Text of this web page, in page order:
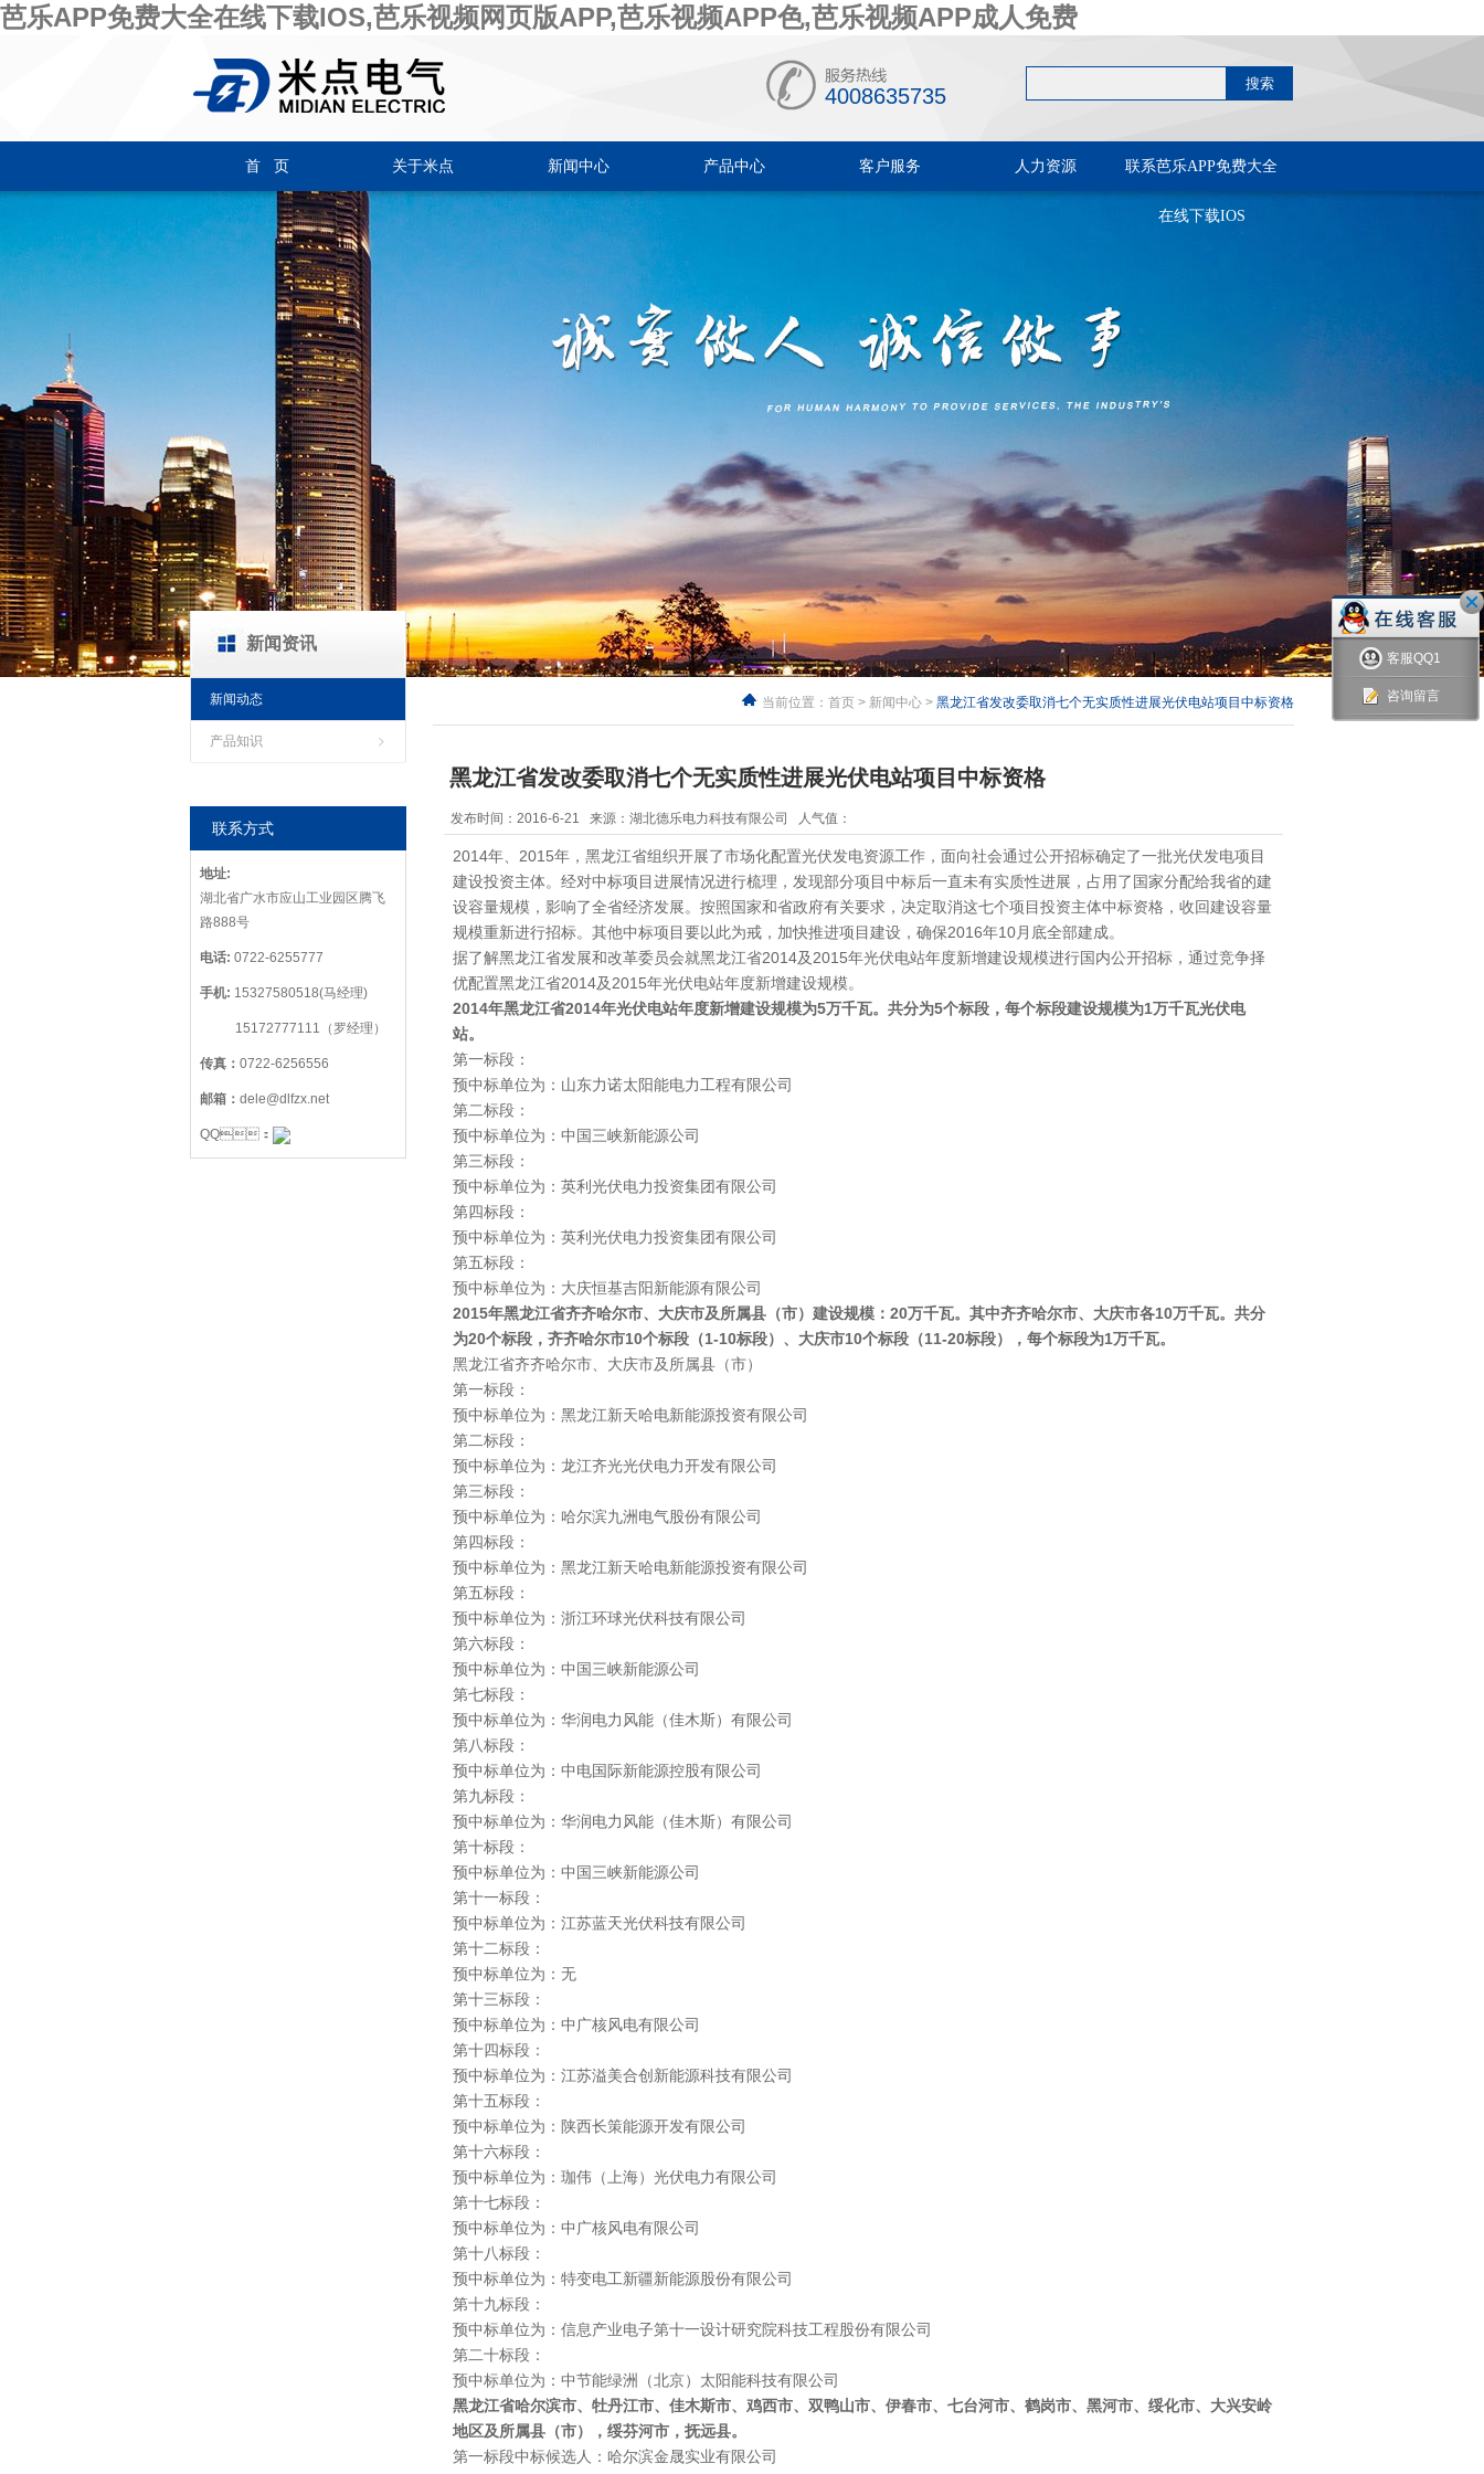
芭乐APP免费大全在线下载IOS,芭乐视频网页版APP,芭乐视频APP色,芭乐视频APP成人免费
4008635735
首 页 关于米点 新闻中心 产品中心 客户服务 人力资源 联系芭乐APP免费大全
在线下载IOS
新闻资讯
新闻动态
产品知识
联系方式
地址:
湖北省广水市应山工业园区腾飞
路888号
电话: 0722-6255777
手机: 15327580518(马经理)
15172777111（罗经理）
传真： 0722-6256556
邮箱： dele@dlfzx.net
QQ：
当前位置： 首页 > 新闻中心 > 黑龙江省发改委取消七个无实质性进展光伏电站项目中标资格
黑龙江省发改委取消七个无实质性进展光伏电站项目中标资格
发布时间：2016-6-21 来源：湖北德乐电力科技有限公司 人气值：
2014年、2015年，黑龙江省组织开展了市场化配置光伏发电资源工作，面向社会通过公开招标确定了一批光伏发电项目
建设投资主体。经对中标项目进展情况进行梳理，发现部分项目中标后一直未有实质性进展，占用了国家分配给我省的建
设容量规模，影响了全省经济发展。按照国家和省政府有关要求，决定取消这七个项目投资主体中标资格，收回建设容量
规模重新进行招标。其他中标项目要以此为戒，加快推进项目建设，确保2016年10月底全部建成。
据了解黑龙江省发展和改革委员会就黑龙江省2014及2015年光伏电站年度新增建设规模进行国内公开招标，通过竞争择
优配置黑龙江省2014及2015年光伏电站年度新增建设规模。
2014年黑龙江省2014年光伏电站年度新增建设规模为5万千瓦。共分为5个标段，每个标段建设规模为1万千瓦光伏电
站。
第一标段：
预中标单位为：山东力诺太阳能电力工程有限公司
第二标段：
预中标单位为：中国三峡新能源公司
第三标段：
预中标单位为：英利光伏电力投资集团有限公司
第四标段：
预中标单位为：英利光伏电力投资集团有限公司
第五标段：
预中标单位为：大庆恒基吉阳新能源有限公司
2015年黑龙江省齐齐哈尔市、大庆市及所属县（市）建设规模：20万千瓦。其中齐齐哈尔市、大庆市各10万千瓦。共分
为20个标段，齐齐哈尔市10个标段（1-10标段）、大庆市10个标段（11-20标段），每个标段为1万千瓦。
黑龙江省齐齐哈尔市、大庆市及所属县（市）
第一标段：
预中标单位为：黑龙江新天哈电新能源投资有限公司
第二标段：
预中标单位为：龙江齐光光伏电力开发有限公司
第三标段：
预中标单位为：哈尔滨九洲电气股份有限公司
第四标段：
预中标单位为：黑龙江新天哈电新能源投资有限公司
第五标段：
预中标单位为：浙江环球光伏科技有限公司
第六标段：
预中标单位为：中国三峡新能源公司
第七标段：
预中标单位为：华润电力风能（佳木斯）有限公司
第八标段：
预中标单位为：中电国际新能源控股有限公司
第九标段：
预中标单位为：华润电力风能（佳木斯）有限公司
第十标段：
预中标单位为：中国三峡新能源公司
第十一标段：
预中标单位为：江苏蓝天光伏科技有限公司
第十二标段：
预中标单位为：无
第十三标段：
预中标单位为：中广核风电有限公司
第十四标段：
预中标单位为：江苏溢美合创新能源科技有限公司
第十五标段：
预中标单位为：陕西长策能源开发有限公司
第十六标段：
预中标单位为：珈伟（上海）光伏电力有限公司
第十七标段：
预中标单位为：中广核风电有限公司
第十八标段：
预中标单位为：特变电工新疆新能源股份有限公司
第十九标段：
预中标单位为：信息产业电子第十一设计研究院科技工程股份有限公司
第二十标段：
预中标单位为：中节能绿洲（北京）太阳能科技有限公司
黑龙江省哈尔滨市、牡丹江市、佳木斯市、鸡西市、双鸭山市、伊春市、七台河市、鹤岗市、黑河市、绥化市、大兴安岭
地区及所属县（市），绥芬河市，抚远县。
第一标段中标候选人：哈尔滨金晟实业有限公司
客服QQ1
咨询留言